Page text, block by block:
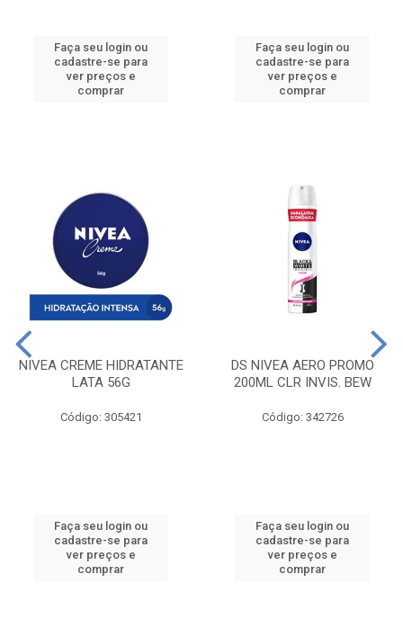
Faça seu login ou
cadastre-se para
ver preços e
comprar
Faça seu login ou
cadastre-se para
ver preços e
comprar
NIVEA CREME HIDRATANTE
LATA 56G
Código: 305421
Faça seu login ou
cadastre-se para
ver preços e
comprar
DS NIVEA AERO PROMO
200ML CLR INVIS. BEW
Código: 342726
Faça seu login ou
cadastre-se para
ver preços e
comprar